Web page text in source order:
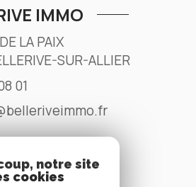
IMMO
LA PAIX
SUR-ALLIER
01
NOS RÉSEAUX
notre site
cookies